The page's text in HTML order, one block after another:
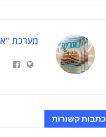
מערכת
כתבותקשורות